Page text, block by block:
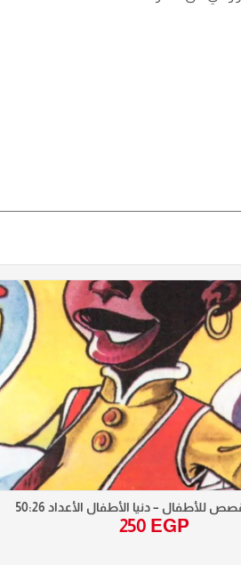
للأطفال – دنيا الأطفال الأعداد 50:26
250 EGP